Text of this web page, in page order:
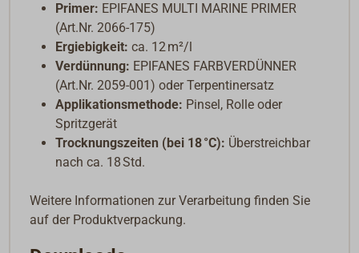
Primer: EPIFANES MULTI MARINE PRIMER
(Art.Nr. 2066-175)
Ergiebigkeit: ca. 12 m²/l
Verdünnung: EPIFANES FARBVERDÜNNER
(Art.Nr. 2059-001) oder Terpentinersatz
Applikationsmethode: Pinsel, Rolle oder
Spritzgerät
Trocknungszeiten (bei 18 °C): Überstreichbar
nach ca. 18 Std.
Weitere Informationen zur Verarbeitung finden Sie
auf der Produktverpackung.